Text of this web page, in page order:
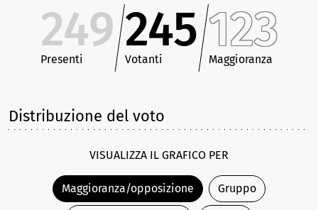
249
Presenti
245
Votanti
123
Maggioranza
Distribuzione del voto
VISUALIZZA IL GRAFICO PER
Maggioranza/opposizione Gruppo